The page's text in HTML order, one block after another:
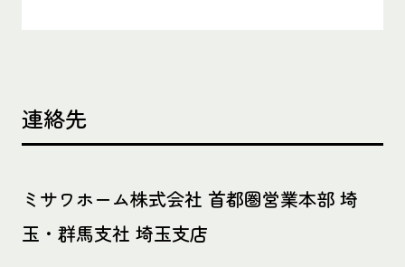
連絡先
ミサワホーム株式会社 首都圏営業本部 埼
玉・群馬支社 埼玉支店